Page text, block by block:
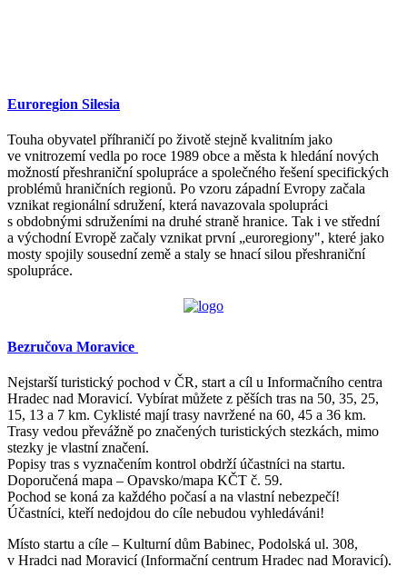
Euroregion Silesia
Touha obyvatel příhraničí po životě stejně kvalitním jako
ve vnitrozemí vedla po roce 1989 obce a města k hledání nových
možností přeshraniční spolupráce a společného řešení specifických
problémů hraničních regionů. Po vzoru západní Evropy začala
vznikat regionální sdružení, která navazovala spolupráci
s obdobnými sdruženími na druhé straně hranice. Tak i ve střední
a východní Evropě začaly vznikat první „euroregiony", které jako
mosty spojily sousední země a staly se hnací silou přeshraniční
spolupráce.
Bezručova Moravice
Nejstarší turistický pochod v ČR, start a cíl u Informačního centra
Hradec nad Moravicí. Vybírat můžete z pěších tras na 50, 35, 25,
15, 13 a 7 km. Cyklisté mají trasy navržené na 60, 45 a 36 km.
Trasy vedou převážně po značených turistických stezkách, mimo
stezky je vlastní značení.
Popisy tras s vyznačením kontrol obdrží účastníci na startu.
Doporučená mapa – Opavsko/mapa KČT č. 59.
Pochod se koná za každého počasí a na vlastní nebezpečí!
Účastníci, kteří nedojdou do cíle nebudou vyhledáváni!
Místo startu a cíle – Kulturní dům Babinec, Podolská ul. 308,
v Hradci nad Moravicí (Informační centrum Hradec nad Moravicí).